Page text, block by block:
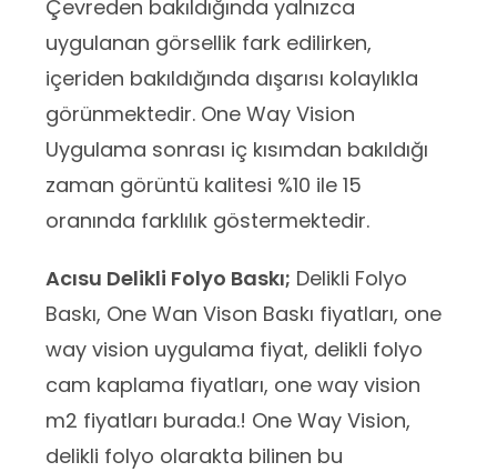
Çevreden bakıldığında yalnızca
uygulanan görsellik fark edilirken,
içeriden bakıldığında dışarısı kolaylıkla
görünmektedir. One Way Vision
Uygulama sonrası iç kısımdan bakıldığı
zaman görüntü kalitesi %10 ile 15
oranında farklılık göstermektedir.
Acısu Delikli Folyo Baskı; Delikli Folyo
Baskı, One Wan Vison Baskı fiyatları, one
way vision uygulama fiyat, delikli folyo
cam kaplama fiyatları, one way vision
m2 fiyatları burada.! One Way Vision,
delikli folyo olarakta bilinen bu